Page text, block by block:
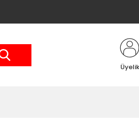
Üyelik